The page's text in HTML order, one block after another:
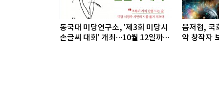
동국대 미당연구소, '제3회 미당시
손글씨 대회' 개최…10월 12일까지
음저협, 국
악 창작자